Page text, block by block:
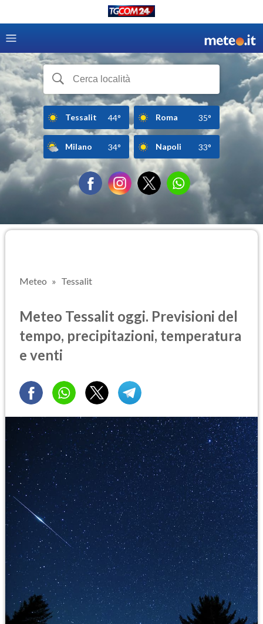
Tessalit 44° Roma 35°
Milano 34° Napoli 33°
Meteo Tessalit
Meteo Tessalit oggi. Previsioni del
tempo, precipitazioni, temperatura
e venti